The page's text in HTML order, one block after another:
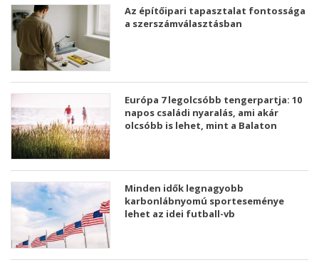
Az építőipari tapasztalat fontossága
a szerszámválasztásban
Európa 7 legolcsóbb tengerpartja: 10
napos családi nyaralás, ami akár
olcsóbb is lehet, mint a Balaton
Minden idők legnagyobb
karbonlábnyomú sporteseménye
lehet az idei futball-vb